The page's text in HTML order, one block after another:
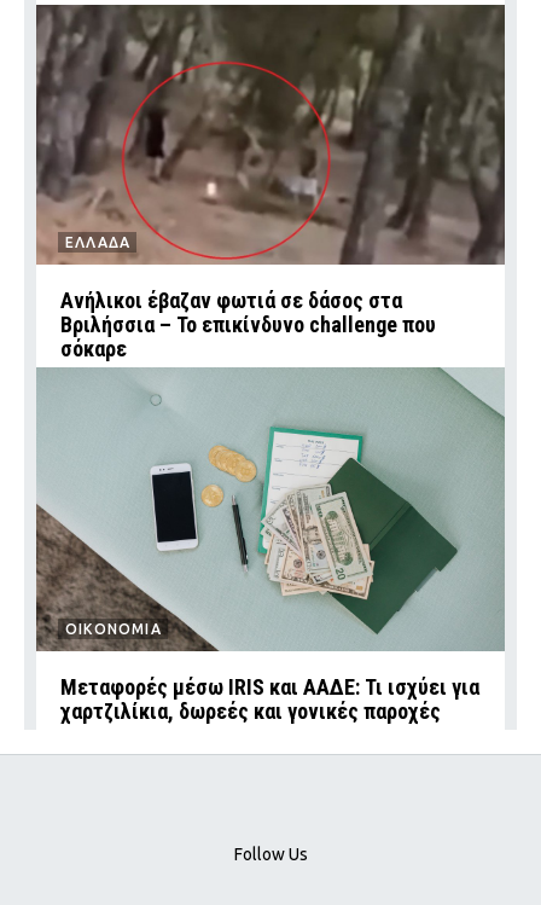
ΕΛΛΑΔΑ
Ανήλικοι έβαζαν φωτιά σε δάσος στα
Βριλήσσια – Το επικίνδυνο challenge που
σόκαρε
ΟΙΚΟΝΟΜΙΑ
Μεταφορές μέσω IRIS και ΑΑΔΕ: Τι ισχύει για
χαρτζιλίκια, δωρεές και γονικές παροχές
Follow Us